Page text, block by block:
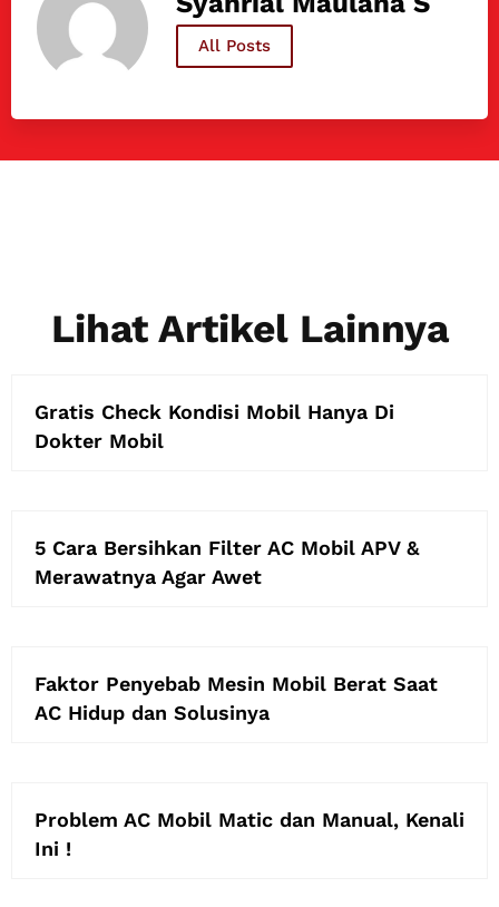
All Posts
Lihat Artikel Lainnya
Gratis Check Kondisi Mobil Hanya Di
Dokter Mobil
5 Cara Bersihkan Filter AC Mobil APV &
Merawatnya Agar Awet
Faktor Penyebab Mesin Mobil Berat Saat
AC Hidup dan Solusinya
Problem AC Mobil Matic dan Manual, Kenali
Ini !